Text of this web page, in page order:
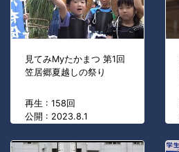
見てみMyたかまつ 第1回
笠居郷夏越しの祭り
再生 : 158回
公開 : 2023.8.1